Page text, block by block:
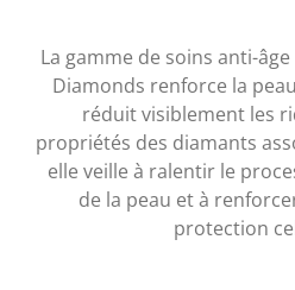
La gamme de soins anti-
Diamonds renforce la
réduit visiblement les
propriétés des diamants
elle veille à ralentir le
de la peau et à
protection